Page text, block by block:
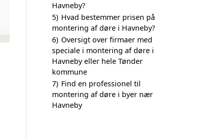
Havneby?
5) Hvad bestemmer prisen på
montering af døre i Havneby?
6) Oversigt over firmaer med
speciale i montering af døre i
Havneby eller hele Tønder
kommune
7) Find en professionel til
montering af døre i byer nær
Havneby